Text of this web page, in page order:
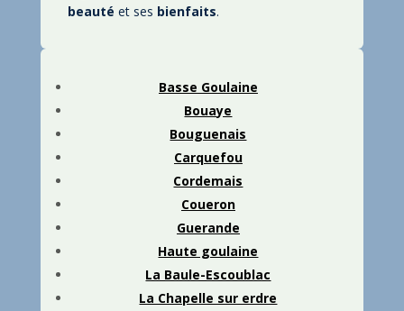
beauté et ses bienfaits.
Basse Goulaine
Bouaye
Bouguenais
Carquefou
Cordemais
Coueron
Guerande
Haute goulaine
La Baule-Escoublac
La Chapelle sur erdre